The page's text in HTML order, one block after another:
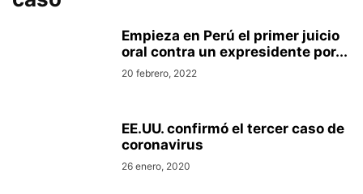
Empieza en Perú el primer juicio
oral contra un expresidente por...
20 febrero, 2022
EE.UU. confirmó el tercer caso de
coronavirus
26 enero, 2020